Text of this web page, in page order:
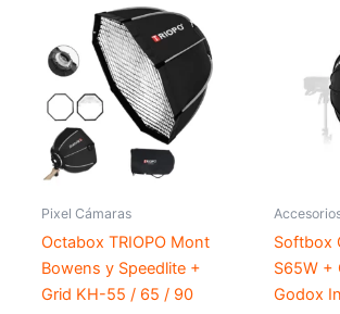
Pixel Cámaras
Octabox TRIOPO Mont
Bowens y Speedlite +
Grid KH-55 / 65 / 90
Softbox
S65W +
Godox